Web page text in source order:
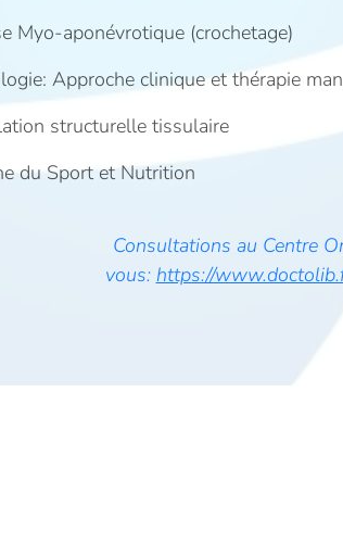
Myo-aponévrotique (crochetage)
Approche clinique et thérapie
structurelle tissulaire
du Sport et Nutrition
Consultations au Centre
vous: https://